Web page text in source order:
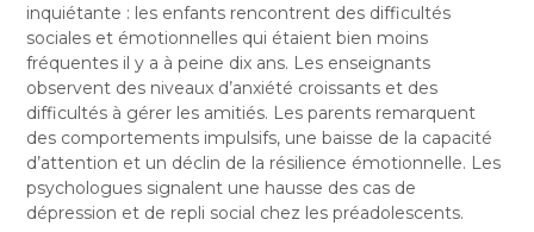
inquiétante : les enfants rencontrent des difficultés
sociales et émotionnelles qui étaient bien moins
fréquentes il y a à peine dix ans. Les enseignants
observent des niveaux d’anxiété croissants et des
difficultés à gérer les amitiés. Les parents remarquent
des comportements impulsifs, une baisse de la capacité
d’attention et un déclin de la résilience émotionnelle. Les
psychologues signalent une hausse des cas de
dépression et de repli social chez les préadolescents.